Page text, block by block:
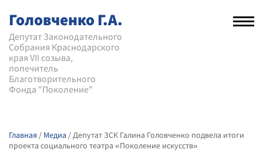
Головченко Г.А.
Депутат Законодательного
Собрания Краснодарского
края VII созыва,
попечитель
Благотворительного
Фонда "Поколение"
Главная / Медиа /Депутат ЗСК Галина Головченко подвела итоги
проекта социального театра «Поколение искусств»